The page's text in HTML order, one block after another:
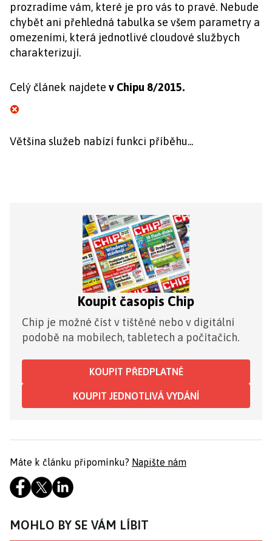
prozradíme vám, které je pro vás to pravé. Nebude
chybět ani přehledná tabulka se všem parametry a
omezeními, která jednotlivé cloudové službych
charakterizují.
Celý článek najdete v Chipu 8/2015.
Většina služeb nabízí funkci příběhu...
Koupit časopis Chip
Chip je možné číst v tištěné nebo v digitální
podobě na mobilech, tabletech a počítačích.
KOUPIT PŘEDPLATNÉ
KOUPIT JEDNOTLIVÁ VYDÁNÍ
Máte k článku připomínku? Napište nám
MOHLO BY SE VÁM LÍBIT